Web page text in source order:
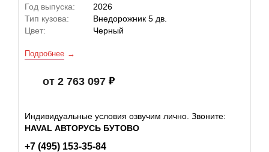
Год выпуска:
2026
Тип кузова:
Внедорожник 5 дв.
Цвет:
Черный
Подробнее
от 2 763 097
Индивидуальные условия озвучим лично. Звоните:
HAVAL АВТОРУСЬ БУТОВО
+7 (495) 153-35-84